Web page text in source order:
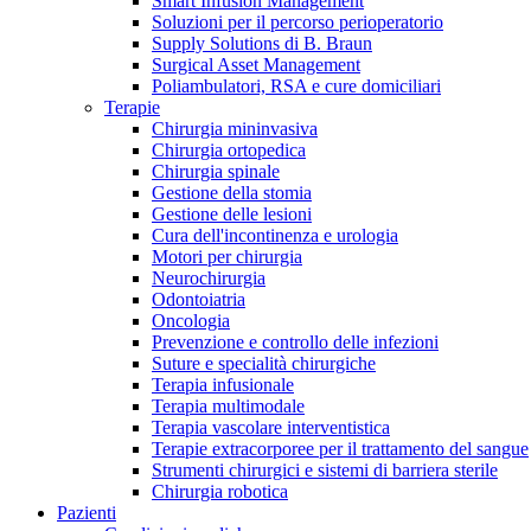
Campione stomia o cateteri
Richiedi gratuitamente un campione al nostro Customer
Trova la tua opportunità di lavoro!
Scopri le opportunità di carriera del Gruppo B. Braun. Visita
Soluzioni per il percorso perioperatorio
Supply Solutions di B. Braun
Surgical Asset Management
Poliambulatori, RSA e cure domiciliari
Terapie
Chirurgia mininvasiva
Chirurgia ortopedica
Chirurgia spinale
Gestione della stomia
Gestione delle lesioni
Cura dell'incontinenza e urologia
Motori per chirurgia
Neurochirurgia
Odontoiatria
Oncologia
Prevenzione e controllo delle infezioni
Suture e specialità chirurgiche
Terapia infusionale
Terapia multimodale
Terapia vascolare interventistica
Terapie extracorporee per il trattamento del sangue
Strumenti chirurgici e sistemi di barriera sterile
Chirurgia robotica
Pazienti